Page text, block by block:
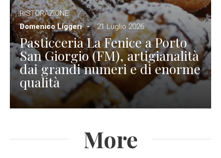
RISTORAZIONE
Domenico Liggeri
21 Luglio 2026
Pasticceria La Fenice a Porto
San Giorgio (FM), artigianalità
dai grandi numeri e di enorme
qualità
More